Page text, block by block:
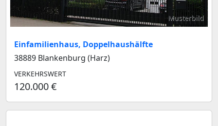
Musterbild
Einfamilienhaus, Doppelhaushälfte
38889 Blankenburg (Harz)
VERKEHRSWERT
120.000 €